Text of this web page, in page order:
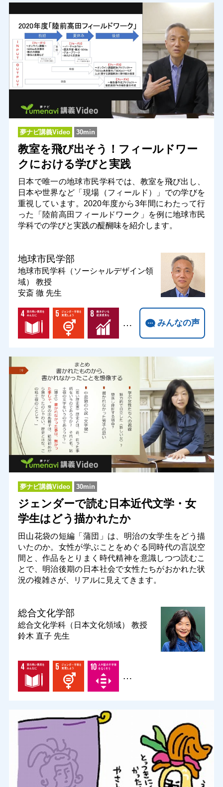
夢ナビ講義Video 30min
教室を飛び出そう！フィールドワー
クにおける学びと実践
日本で唯一の地球市民学科では、教室を飛び出し、
日本や世界など「現場（フィールド）」での学びを
重視しています。2020年度から3年間にわたって行
った「陸前高田フィールドワーク」を例に地球市民
学科での学びと実践の醍醐味を紹介します。
地球市民学部
地球市民学科（ソーシャルデザイン領
域） 教授
安斎 徹 先生
… みんなの声
夢ナビ講義Video 30min
ジェンダーで読む日本近代文学・女
学生はどう描かれたか
田山花袋の短編「蒲団」は、明治の女学生をどう描
いたのか。女性が学ぶことをめぐる同時代の言説空
間と、作品をとりまく時代精神を意識しつつ読むこ
とで、明治後期の日本社会で女性たちがおかれた状
況の複雑さが、リアルに見えてきます。
総合文化学部
総合文化学科（日本文化領域） 教授
鈴木 直子 先生
…